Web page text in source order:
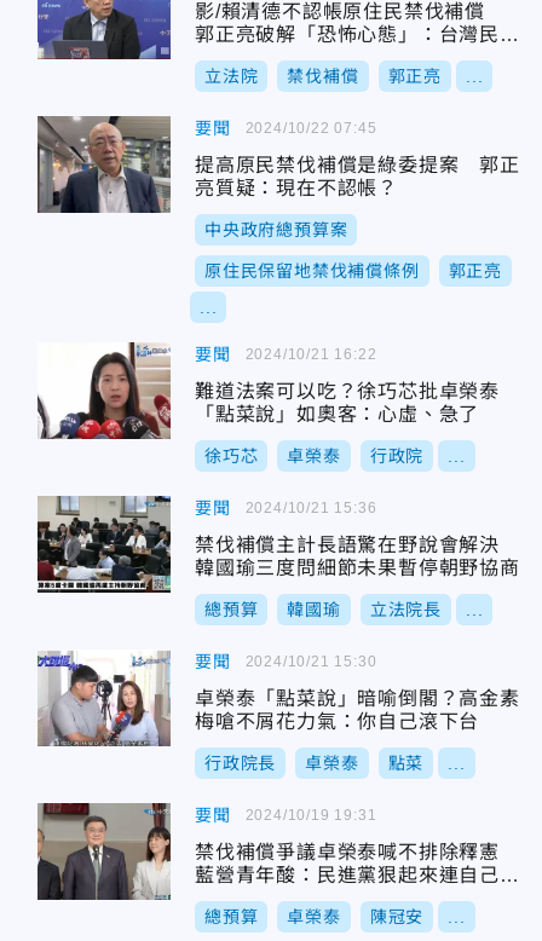
影/賴清德不認帳原住民禁伐補償
郭正亮破解「恐怖心態」：台灣民主
變叢林戰爭
立法院 禁伐補償 郭正亮
要聞
提高原民禁伐補償是綠委提案 郭正
亮質疑：現在不認帳？
中央政府總預算案
原住民保留地禁伐補償條例 郭正亮
2024/10/22 07:45
要聞
難道法案可以吃？徐巧芯批卓榮泰
「點菜說」如奧客：心虛、急了
徐巧芯 卓榮泰 行政院
2024/10/21 16:22
要聞
禁伐補償主計長語驚在野說會解決
韓國瑜三度問細節未果暫停朝野協商
總預算 韓國瑜 立法院長
2024/10/21 15:36
要聞
卓榮泰「點菜說」暗喻倒閣？高金素
梅嗆不屑花力氣：你自己滾下台
行政院長 卓榮泰 點菜
2024/10/21 15:30
要聞
禁伐補償爭議卓榮泰喊不排除釋憲
藍營青年酸：民進黨狠起來連自己的
臉都打
總預算 卓榮泰 陳冠安
2024/10/19 19:31